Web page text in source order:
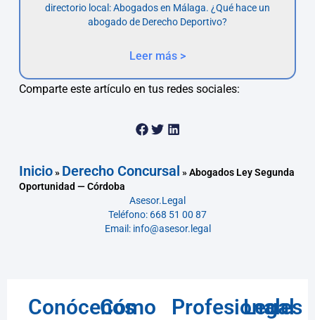
directorio local: Abogados en Málaga. ¿Qué hace un
abogado de Derecho Deportivo?
Leer más >
Comparte este artículo en tus redes sociales:
Inicio» Derecho Concursal »Abogados Ley Segunda
Oportunidad — Córdoba
Asesor.Legal
Teléfono: 668 51 00 87
Email: info@asesor.legal
Conócenos
Cómo
Profesionales
Legal